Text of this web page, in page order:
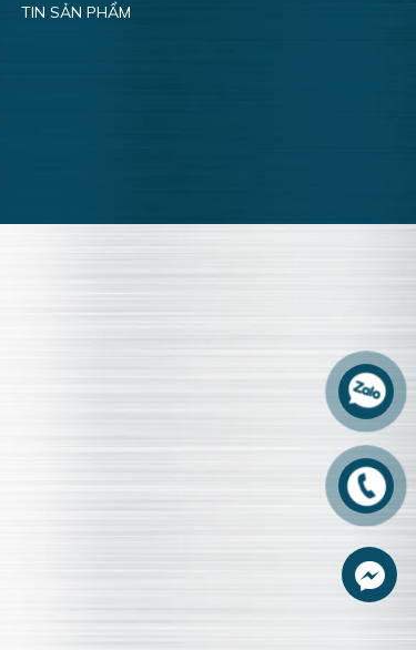
TIN SẢN PHẨM